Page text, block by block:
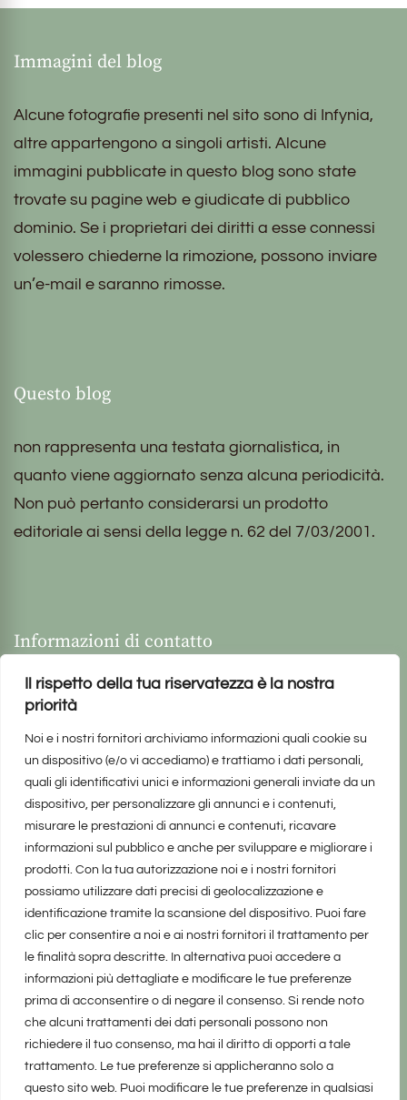
Il rispetto della tua riservatezza è la nostra
priorità
Noi e i nostri fornitori archiviamo informazioni quali cookie su
un dispositivo (e/o vi accediamo) e trattiamo i dati personali,
quali gli identificativi unici e informazioni generali inviate da un
dispositivo, per personalizzare gli annunci e i contenuti,
misurare le prestazioni di annunci e contenuti, ricavare
informazioni sul pubblico e anche per sviluppare e migliorare i
prodotti. Con la tua autorizzazione noi e i nostri fornitori
possiamo utilizzare dati precisi di geolocalizzazione e
identificazione tramite la scansione del dispositivo. Puoi fare
clic per consentire a noi e ai nostri fornitori il trattamento per
le finalità sopra descritte. In alternativa puoi accedere a
informazioni più dettagliate e modificare le tue preferenze
prima di acconsentire o di negare il consenso. Si rende noto
che alcuni trattamenti dei dati personali possono non
richiedere il tuo consenso, ma hai il diritto di opporti a tale
trattamento. Le tue preferenze si applicheranno solo a
questo sito web. Puoi modificare le tue preferenze in qualsiasi
Immagini del blog
Alcune fotografie presenti nel sito sono di Infynia,
altre appartengono a singoli artisti. Alcune
immagini pubblicate in questo blog sono state
trovate su pagine web e giudicate di pubblico
dominio. Se i proprietari dei diritti a esse connessi
volessero chiederne la rimozione, possono inviare
un’e-mail e saranno rimosse.
Questo blog
non rappresenta una testata giornalistica, in
quanto viene aggiornato senza alcuna periodicità.
Non può pertanto considerarsi un prodotto
editoriale ai sensi della legge n. 62 del 7/03/2001.
Informazioni di contatto